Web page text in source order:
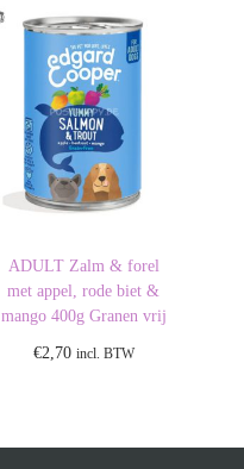
ADULT Zalm & forel
met appel, rode biet &
mango 400g Granen vrij
€2,70 incl. BTW